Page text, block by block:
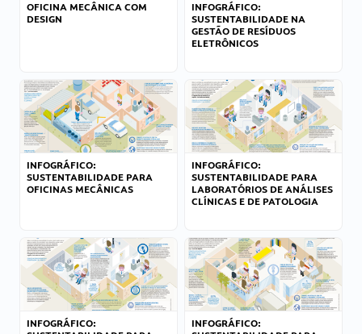
OFICINA MECÂNICA COM
DESIGN
INFOGRÁFICO:
SUSTENTABILIDADE NA
GESTÃO DE RESÍDUOS
ELETRÔNICOS
INFOGRÁFICO:
SUSTENTABILIDADE PARA
OFICINAS MECÂNICAS
INFOGRÁFICO:
SUSTENTABILIDADE PARA
LABORATÓRIOS DE ANÁLISES
CLÍNICAS E DE PATOLOGIA
INFOGRÁFICO:
INFOGRÁFICO: